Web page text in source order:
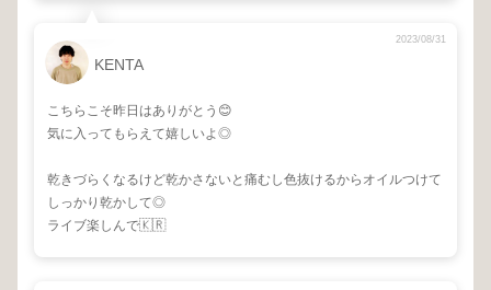
KENTA
2023/08/31
こちらこそ昨日はありがとう😊
気に入ってもらえて嬉しいよ◎
乾きづらくなるけど乾かさないと痛むし色抜けるからオイルつけて
しっかり乾かして◎
ライブ楽しんで🇰🇷